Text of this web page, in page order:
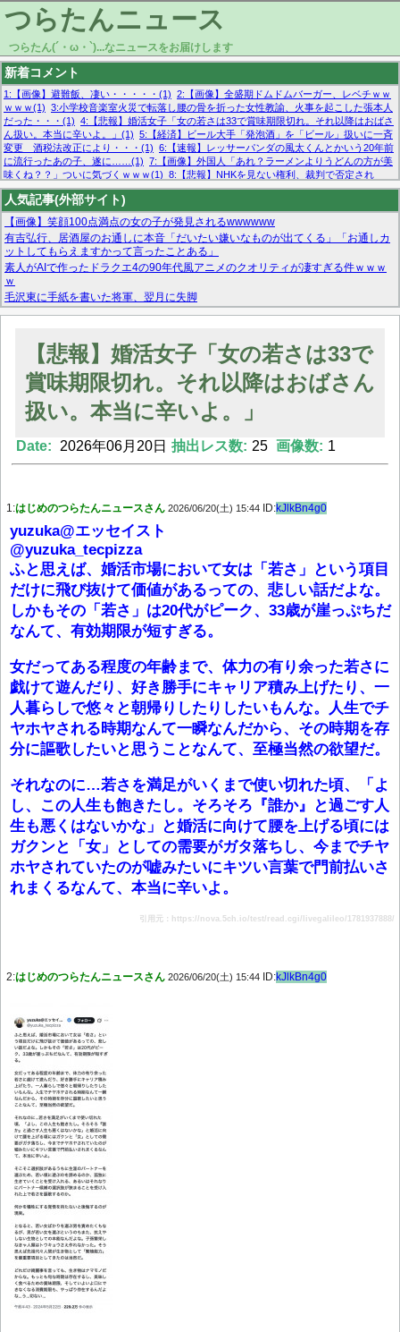
つらたんニュース
つらたん(´・ω・`)...なニュースをお届けします
新着コメント
1:【画像】避難飯、凄い・・・・・(1) 2:【画像】全盛期ドムドムバーガー、レベチｗｗ
ｗｗｗ(1) 3:小学校音楽室火災で転落し腰の骨を折った女性教諭、火事を起こした張本人
だった・・・(1) 4:【悲報】婚活女子「女の若さは33で賞味期限切れ。それ以降はおばさ
ん扱い。本当に辛いよ。」(1) 5:【経済】ビール大手「発泡酒」を「ビール」扱いに一斉
変更 酒税法改正により・・・(1) 6:【速報】レッサーパンダの風太くんとかいう20年前
に流行ったあの子、遂に……(1) 7:【画像】外国人「あれ？ラーメンよりうどんの方が美
味くね？？」ついに気づくｗｗｗ(1) 8:【悲報】NHKを見ない権利、裁判で否定され
る・・・(1) 9:欧州委員長「原発縮小は間違いでした」(1) 10:【悲報】日本企業の人手不
足、限界突破 52%「正社員も足りてません…」(1)
人気記事(外部サイト)
【画像】笑顔100点満点の女の子が発見されるwwwwww
有吉弘行、居酒屋のお通しに本音「だいたい嫌いなものが出てくる」「お通しカ
ットしてもらえますかって言ったことある」
素人がAIで作ったドラクエ4の90年代風アニメのクオリティが凄すぎる件ｗｗｗ
ｗ
毛沢東に手紙を書いた将軍、翌月に失脚
マーベル帝国、まさかの反省！？『サンダーボルツ』の高評価は本物か？ディズ
【モー娘。石田亜佑美】ファーストテイク出演も新規獲得ならず？北川莉央が1
【画像あり】FacebookとかTwitterで拾ったエロ画像貼ってくよ
【悲報】婚活女子「女の若さは33で
賞味期限切れ。それ以降はおばさん
扱い。本当に辛いよ。」
Date: 2026年06月20日 抽出レス数: 25 画像数: 1
1:はじめのつらたんニュースさん 2026/06/20(土) 15:44 ID:kJlkBn4g0
yuzuka@エッセイスト
@yuzuka_tecpizza
ふと思えば、婚活市場において女は「若さ」という項目
だけに飛び抜けて価値があるっての、悲しい話だよな。
しかもその「若さ」は20代がピーク、33歳が崖っぷちだ
なんて、有効期限が短すぎる。
女だってある程度の年齢まで、体力の有り余った若さに
戯けて遊んだり、好き勝手にキャリア積み上げたり、一
人暮らしで悠々と朝帰りしたりしたいもんな。人生でチ
ヤホヤされる時期なんて一瞬なんだから、その時期を存
分に謳歌したいと思うことなんて、至極当然の欲望だ。
それなのに…若さを満足がいくまで使い切れた頃、「よ
し、この人生も飽きたし。そろそろ『誰か』と過ごす人
生も悪くはないかな」と婚活に向けて腰を上げる頃には
ガクンと「女」としての需要がガタ落ちし、今までチヤ
ホヤされていたのが嘘みたいにキツい言葉で門前払いさ
れまくるなんて、本当に辛いよ。
引用元：https://nova.5ch.io/test/read.cgi/livegalileo/1781937888/
2:はじめのつらたんニュースさん 2026/06/20(土) 15:44 ID:kJlkBn4g0